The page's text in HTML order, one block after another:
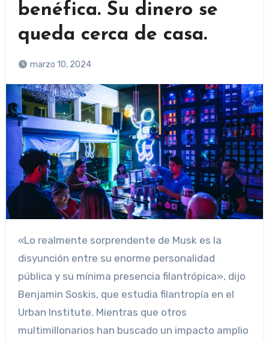
benéfica. Su dinero se
queda cerca de casa.
marzo 10, 2024
«Lo realmente sorprendente de Musk es la
disyunción entre su enorme personalidad
pública y su mínima presencia filantrópica», dijo
Benjamin Soskis, que estudia filantropía en el
Urban Institute. Mientras que otros
multimillonarios han buscado un impacto amplio